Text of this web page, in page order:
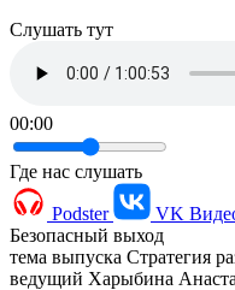
Cлушать тут
00:00
Где нас слушать
Podster VK
Безопасный выход
тема выпуска Стратегия
ведущий Харыбина